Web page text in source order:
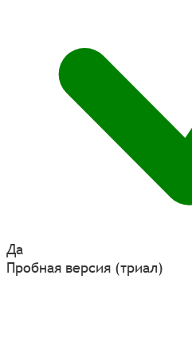
Да
Пробная версия (триал)